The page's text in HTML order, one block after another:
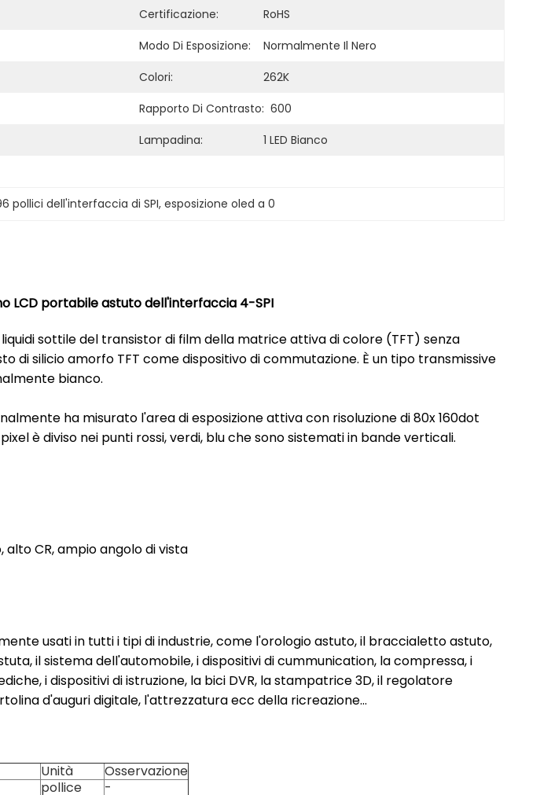
Certificazione:
RoHS
Modo Di Esposizione:
Normalmente Il Nero
Colori:
262K
Rapporto Di Contrasto: 600
Lampadina:
1 LED Bianco
pollici dell'interfaccia di SPI, esposizione oled a 0
LCD portabile astuto dell'interfaccia 4-SPI
liquidi sottile del transistor di film della matrice attiva di colore (TFT) senza
di silicio amorfo TFT come dispositivo di commutazione. È un tipo transmissive
bianco.
ha misurato l'area di esposizione attiva con risoluzione di 80x 160dot
è diviso nei punti rossi, verdi, blu che sono sistemati in bande verticali.
CR, ampio angolo di vista
usati in tutti i tipi di industrie, come l'orologio astuto, il braccialetto astuto,
il sistema dell'automobile, i dispositivi di cummunication, la compressa, i
i dispositivi di istruzione, la bici DVR, la stampatrice 3D, il regolatore
d'auguri digitale, l'attrezzatura ecc della ricreazione…
Unità
Osservazione
pollice
-